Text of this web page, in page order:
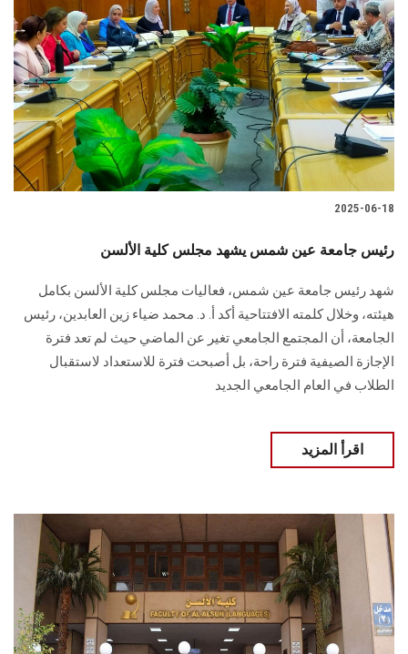
2025-06-18
رئيس جامعة عين شمس يشهد مجلس كلية الألسن
شهد رئيس جامعة عين شمس، فعاليات مجلس كلية الألسن بكامل
هيئته، وخلال كلمته الافتتاحية أكد أ. د. محمد ضياء زين العابدين، رئيس
الجامعة، أن المجتمع الجامعي تغير عن الماضي حيث لم تعد فترة
الإجازة الصيفية فترة راحة، بل أصبحت فترة للاستعداد لاستقبال
الطلاب في العام الجامعي الجديد
اقرأ المزيد